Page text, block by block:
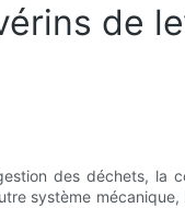
de
des déchets, la
système